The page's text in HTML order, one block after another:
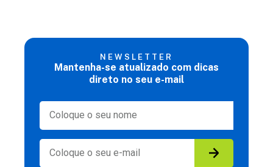
NEWSLETTER
Mantenha-se atualizado com dicas
direto no seu e-mail